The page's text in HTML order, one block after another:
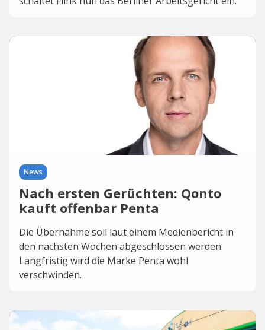
News
Nach ersten Gerüchten: Qonto
kauft offenbar Penta
Die Übernahme soll laut einem Medienbericht in
den nächsten Wochen abgeschlossen werden.
Langfristig wird die Marke Penta wohl
verschwinden.